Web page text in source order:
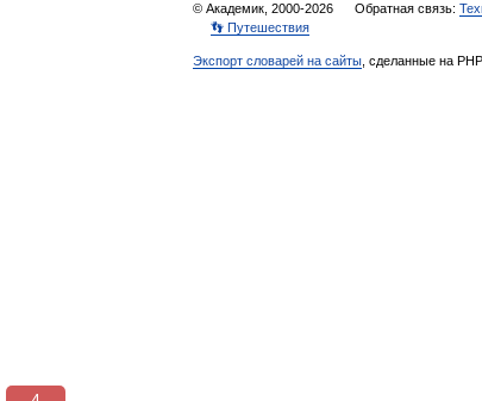
© Академик, 2000-2026 Обратная связь:
👣 Путешествия
Экспорт словарей на сайты , сделанные на PHP,